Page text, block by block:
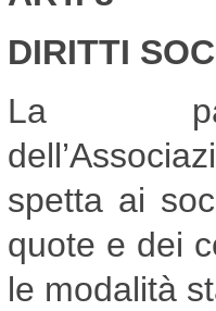
DIRITTI
La
spetta ai
quote e dei
le modalità